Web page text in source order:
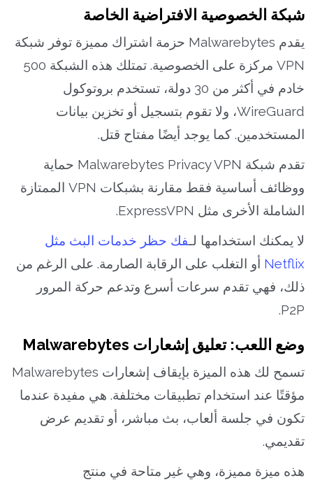
شبكة الخصوصية الافتراضية الخاصة
يقدم Malwarebytes حزمة اشتراك مميزة توفر شبكة
VPN مركزة على الخصوصية. تمتلك هذه الشبكة 500
خادم في أكثر من 30 دولة، تستخدم بروتوكول
WireGuard، ولا تقوم بتسجيل أو تخزين بيانات
المستخدمين. كما يوجد أيضًا مفتاح قتل.
تقدم شبكة Malwarebytes Privacy VPN حماية
ووظائف أساسية فقط مقارنة بشبكات VPN الممتازة
الشاملة الأخرى مثل ExpressVPN.
لا يمكنك استخدامها لـفك حظر خدمات البث مثل
Netflix أو التغلب على الرقابة الصارمة. على الرغم من
ذلك، فهي تقدم سرعات أسرع وتدعم حركة المرور
P2P.
وضع اللعب: تعليق إشعارات Malwarebytes
تسمح لك هذه الميزة بإيقاف إشعارات Malwarebytes
مؤقتًا عند استخدام تطبيقات مختلفة. هي مفيدة عندما
تكون في جلسة ألعاب، بث مباشر، أو تقديم عرض
تقديمي.
هذه ميزة مميزة، وهي غير متاحة في منتج